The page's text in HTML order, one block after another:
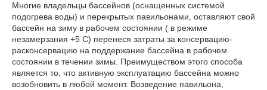
Многие владельцы бассейнов (оснащенных системой
подогрева воды) и перекрытых павильонами, оставляют свой
бассейн на зиму в рабочем состоянии ( в режиме
незамерзания +5 С) перенеся затраты за консервацию-
расконсервацию на поддержание бассейна в рабочем
состоянии в течении зимы. Преимуществом этого способа
является то, что активную эксплуатацию бассейна можно
возобновить в любой момент. Возведение павильона,